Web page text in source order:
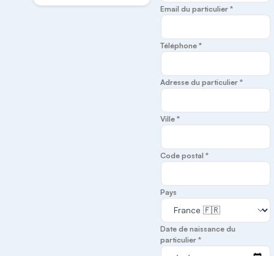
Email du particulier *
Téléphone *
Adresse du particulier *
Ville *
Code postal *
Pays
Date de naissance du
particulier *